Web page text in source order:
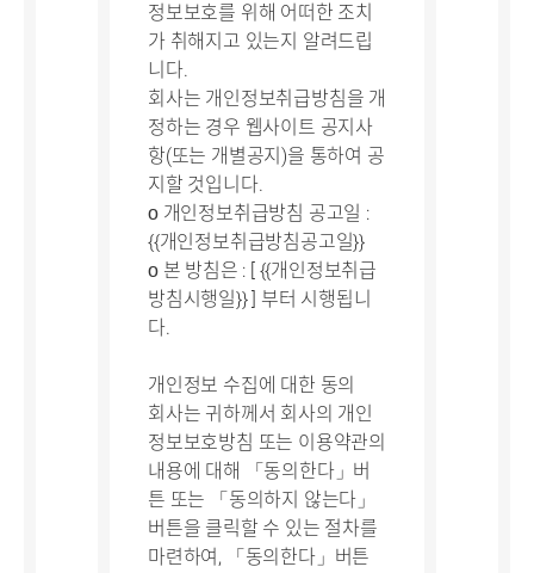
정보보호를 위해 어떠한 조치
가 취해지고 있는지 알려드립
니다.
회사는 개인정보취급방침을 개
정하는 경우 웹사이트 공지사
항(또는 개별공지)을 통하여 공
지할 것입니다.
ο 개인정보취급방침 공고일 :
{{개인정보취급방침공고일}}
ο 본 방침은 : [ {{개인정보취급
방침시행일}} ] 부터 시행됩니
다.
개인정보 수집에 대한 동의
회사는 귀하께서 회사의 개인
정보보호방침 또는 이용약관의
내용에 대해 「동의한다」버
튼 또는 「동의하지 않는다」
버튼을 클릭할 수 있는 절차를
마련하여, 「동의한다」버튼